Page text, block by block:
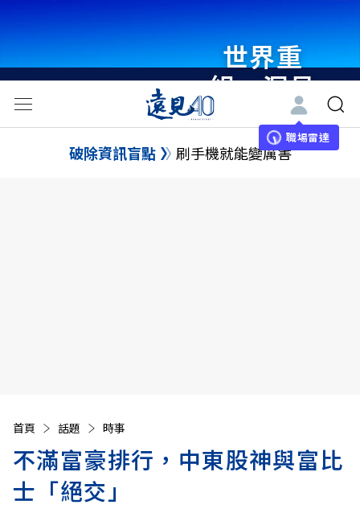
世界重
組・洞見
未來 與
世界領袖
職場雷達
破除資訊盲點 刷手機就能變厲害
首頁 話題 時事
不滿富豪排行，中東股神與富比
士「絕交」